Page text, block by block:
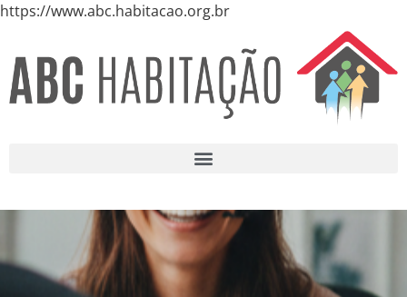
https://www.abc.habitacao.org.br